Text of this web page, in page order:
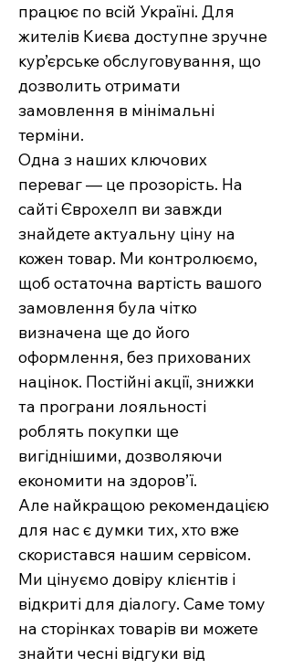
працює по всій Україні. Для
жителів Києва доступне зручне
кур’єрське обслуговування, що
дозволить отримати
замовлення в мінімальні
терміни.
Одна з наших ключових
переваг — це прозорість. На
сайті Єврохелп ви завжди
знайдете актуальну ціну на
кожен товар. Ми контролюємо,
щоб остаточна вартість вашого
замовлення була чітко
визначена ще до його
оформлення, без прихованих
націнок. Постійні акції, знижки
та програни лояльності
роблять покупки ще
вигіднішими, дозволяючи
економити на здоров’ї.
Але найкращою рекомендацією
для нас є думки тих, хто вже
скористався нашим сервісом.
Ми цінуємо довіру клієнтів і
відкриті для діалогу. Саме тому
на сторінках товарів ви можете
знайти чесні відгуки від